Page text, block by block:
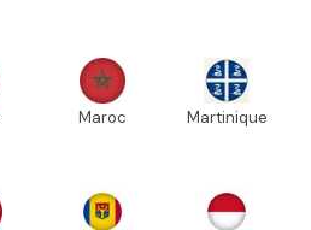
Maroc Martinique